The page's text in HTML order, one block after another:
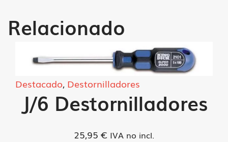
Relacionado
Destacado, Destornilladores
J/6 Destornilladores
25,95 € IVA no incl.